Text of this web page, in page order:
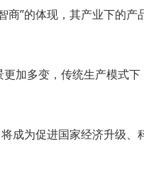
商”的体现，其产业下的
加多变，传统生产模式
成为促进国家经济升级、